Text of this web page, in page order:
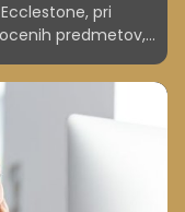
pri
predmetov,
zavarovalnih
evrov nakita,
da nista